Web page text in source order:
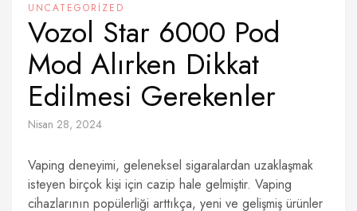
UNCATEGORIZED
Vozol Star 6000 Pod
Mod Alırken Dikkat
Edilmesi Gerekenler
Nisan 28, 2024
Vaping deneyimi, geleneksel sigaralardan uzaklaşmak
isteyen birçok kişi için cazip hale gelmiştir. Vaping
cihazlarının popülerliği arttıkça, yeni ve gelişmiş ürünler